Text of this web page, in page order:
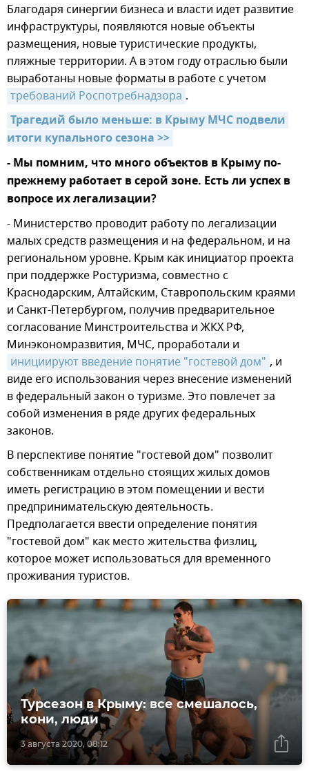
Благодаря синергии бизнеса и власти идет развитие
инфраструктуры, появляются новые объекты
размещения, новые туристические продукты,
пляжные территории. А в этом году отраслью были
выработаны новые форматы в работе с учетом
требований Роспотребнадзора .
Трагедий было меньше: в Крыму МЧС подвели
итоги купального сезона >>
- Мы помним, что много объектов в Крыму по-
прежнему работает в серой зоне. Есть ли успех в
вопросе их легализации?
- Министерство проводит работу по легализации
малых средств размещения и на федеральном, и на
региональном уровне. Крым как инициатор проекта
при поддержке Ростуризма, совместно с
Краснодарским, Алтайским, Ставропольским краями
и Санкт-Петербургом, получив предварительное
согласование Минстроительства и ЖКХ РФ,
Минэкономразвития, МЧС, проработали и
инициируют введение понятие "гостевой дом" , и
виде его использования через внесение изменений
в федеральный закон о туризме. Это повлечет за
собой изменения в ряде других федеральных
законов.
В перспективе понятие "гостевой дом" позволит
собственникам отдельно стоящих жилых домов
иметь регистрацию в этом помещении и вести
предпринимательскую деятельность.
Предполагается ввести определение понятия
"гостевой дом" как место жительства физлиц,
которое может использоваться для временного
проживания туристов.
3 августа 2020, 08:12
Турсезон в Крыму: все смешалось,
кони, люди